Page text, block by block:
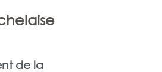
de la